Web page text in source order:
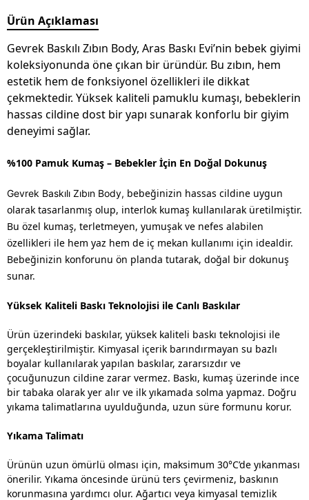
Ürün Açıklaması
Gevrek Baskılı Zıbın Body, Aras Baskı Evi’nin bebek giyimi
koleksiyonunda öne çıkan bir üründür. Bu zıbın, hem
estetik hem de fonksiyonel özellikleri ile dikkat
çekmektedir. Yüksek kaliteli pamuklu kumaşı, bebeklerin
hassas cildine dost bir yapı sunarak konforlu bir giyim
deneyimi sağlar.
%100 Pamuk Kumaş – Bebekler İçin En Doğal Dokunuş
Gevrek Baskılı Zıbın Body, bebeğinizin hassas cildine uygun
olarak tasarlanmış olup, interlok kumaş kullanılarak üretilmiştir.
Bu özel kumaş, terletmeyen, yumuşak ve nefes alabilen
özellikleri ile hem yaz hem de iç mekan kullanımı için idealdir.
Bebeğinizin konforunu ön planda tutarak, doğal bir dokunuş
sunar.
Yüksek Kaliteli Baskı Teknolojisi ile Canlı Baskılar
Ürün üzerindeki baskılar, yüksek kaliteli baskı teknolojisi ile
gerçekleştirilmiştir. Kimyasal içerik barındırmayan su bazlı
boyalar kullanılarak yapılan baskılar, zararsızdır ve
çocuğunuzun cildine zarar vermez. Baskı, kumaş üzerinde ince
bir tabaka olarak yer alır ve ilk yıkamada solma yapmaz. Doğru
yıkama talimatlarına uyulduğunda, uzun süre formunu korur.
Yıkama Talimatı
Ürünün uzun ömürlü olması için, maksimum 30°C’de yıkanması
önerilir. Yıkama öncesinde ürünü ters çevirmeniz, baskının
korunmasına yardımcı olur. Ağartıcı veya kimyasal temizlik